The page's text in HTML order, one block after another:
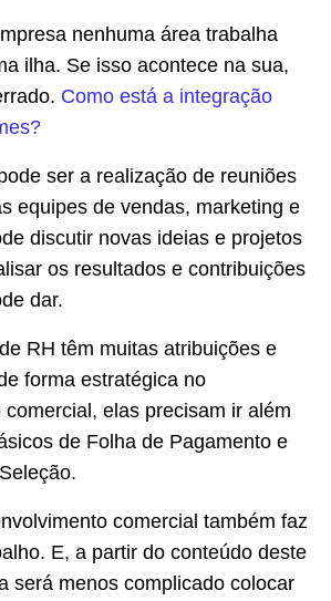
nenhuma área trabalha
ilha. Se isso acontece na sua,
Como está a integração
ser a realização de reuniões
equipes de vendas, marketing e
discutir novas ideias e projetos
os resultados e contribuições
dar.
RH têm muitas atribuições e
forma estratégica no
elas precisam ir além
de Folha de Pagamento e
comercial também faz
E, a partir do conteúdo deste
será menos complicado colocar